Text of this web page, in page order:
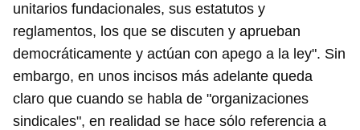
unitarios fundacionales, sus estatutos y
reglamentos, los que se discuten y aprueban
democráticamente y actúan con apego a la ley". Sin
embargo, en unos incisos más adelante queda
claro que cuando se habla de "organizaciones
sindicales", en realidad se hace sólo referencia a